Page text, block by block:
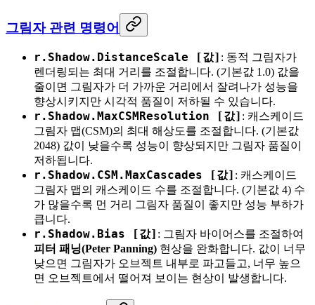
그림자 관련 명령어
r.Shadow.DistanceScale [값] : 동적 그림자가
렌더링되는 최대 거리를 조절합니다. (기본값 1.0) 값을
줄이면 그림자가 더 가까운 거리에서 잘려나가 성능을
향상시키지만 시각적 품질이 저하될 수 있습니다.
r.Shadow.MaxCSMResolution [값] : 캐스케이드
그림자 맵(CSM)의 최대 해상도를 조절합니다. (기본값
2048) 값이 낮을수록 성능이 향상되지만 그림자 품질이
저하됩니다.
r.Shadow.CSM.MaxCascades [값] : 캐스케이드
그림자 맵의 캐스케이드 수를 조절합니다. (기본값 4) 수
가 많을수록 먼 거리 그림자 품질이 좋지만 성능 부하가
큽니다.
r.Shadow.Bias [값] : 그림자 바이어스를 조절하여
피터 패닝(Peter Panning) 현상을 완화합니다. 값이 너무
낮으면 그림자가 오브젝트 내부로 파고들고, 너무 높으
면 오브젝트에서 떨어져 보이는 현상이 발생합니다.